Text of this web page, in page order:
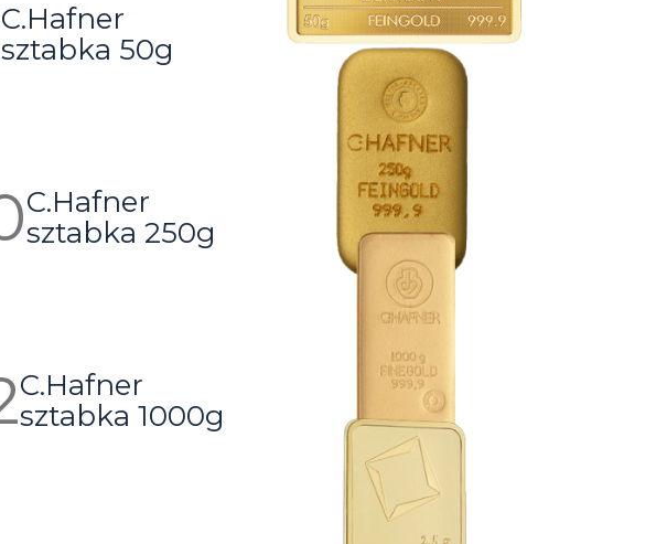
C.Hafner
sztabka 50g
C.Hafner
sztabka 250g
C.Hafner
sztabka 1000g